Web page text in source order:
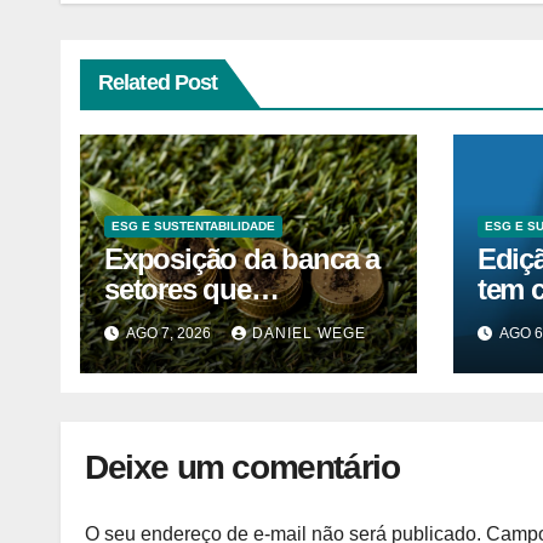
Related Post
ESG E SUSTENTABILIDADE
Exposição da banca a
setores que
contribuem para as
alterações climáticas
mantém-se nos 62%
AGO 7, 2026 DANIEL WEGE
ESG E
tem
ESG
AGO
Deixe um comentário
O seu endereço de e-mail não será publicado.